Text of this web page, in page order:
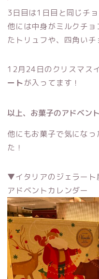
3日目は1日目と同じチ
他には中身がミルクチ
たトリュフや、四角い
12月24日のクリスマス
ートが入ってます！
以上、お菓子のアドベン
他にもお菓子で気にな
た！
▼イタリアのジェラート
アドベントカレンダー